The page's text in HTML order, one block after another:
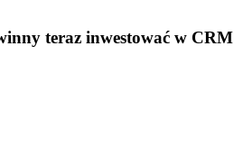
teraz inwestować w CRM